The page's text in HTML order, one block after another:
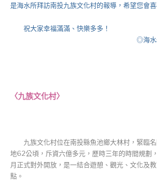
是海水所拜訪南投九族文化村的報導，希望您會喜
祝大家幸福滿滿、快樂多多！
◎海水
〈九族文化村〉
九族文化村位在南投縣魚池鄉大林村，緊臨名
地62公頃，斥資六億多元，歷時三年的時間規劃
月正式對外開放，是一結合遊憩、觀光、文化及
點。